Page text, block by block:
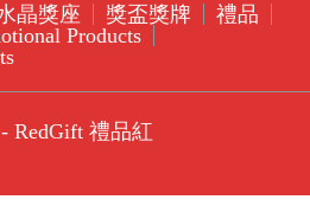
晶獎座 獎盃獎牌
禮品
Products
RedGift 禮品紅